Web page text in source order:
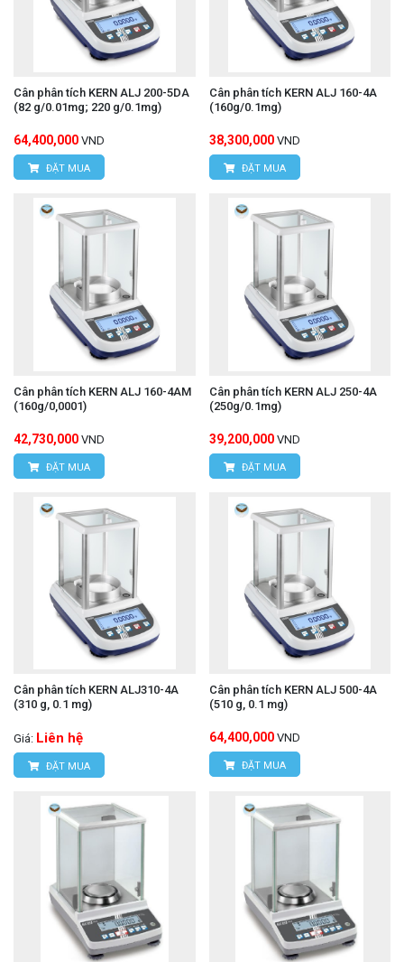
Cân phân tích KERN ALJ 200-5DA
(82 g/0.01mg; 220 g/0.1mg)
64,400,000 VND
ĐẶT MUA
Cân phân tích KERN ALJ 160-4A
(160g/0.1mg)
38,300,000 VND
ĐẶT MUA
Cân phân tích KERN ALJ 160-4AM
(160g/0,0001)
42,730,000 VND
ĐẶT MUA
Cân phân tích KERN ALJ 250-4A
(250g/0.1mg)
39,200,000 VND
ĐẶT MUA
Cân phân tích KERN ALJ310-4A
(310 g, 0.1 mg)
Giá: Liên hệ
ĐẶT MUA
Cân phân tích KERN ALJ 500-4A
(510 g, 0.1 mg)
64,400,000 VND
ĐẶT MUA